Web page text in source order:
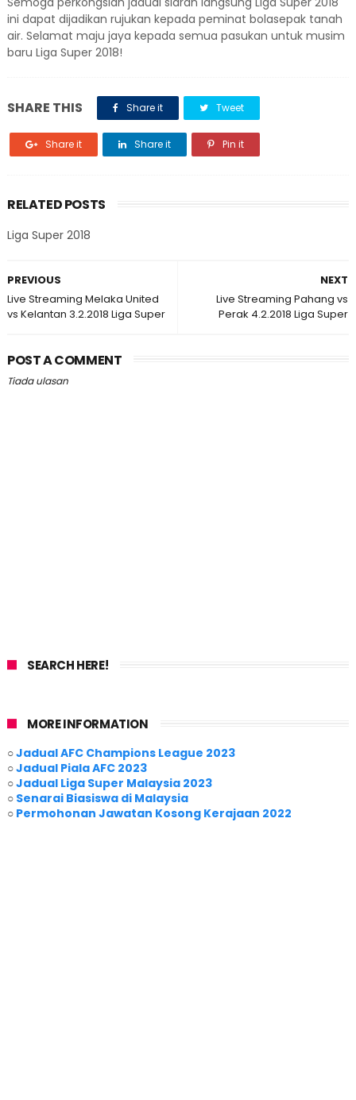
ini dapat dijadikan rujukan kepada peminat bolasepak tanah
air. Selamat maju jaya kepada semua pasukan untuk musim
baru Liga Super 2018!
SHARE THIS Share it Tweet
Share it Share it Pin it
RELATED POSTS
Liga Super 2018
NEXT
Live Streaming Pahang vs
Perak 4.2.2018 Liga Super
PREVIOUS
Live Streaming Melaka United
vs Kelantan 3.2.2018 Liga Super
POST A COMMENT
Tiada ulasan
SEARCH HERE!
MORE INFORMATION
○Jadual AFC Champions League 2023
○Jadual Piala AFC 2023
○Jadual Liga Super Malaysia 2023
○ Senarai Biasiswa di Malaysia
○ Permohonan Jawatan Kosong Kerajaan 2022